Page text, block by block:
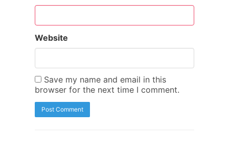
Website
Save my name and email in this
browser for the next time I comment.